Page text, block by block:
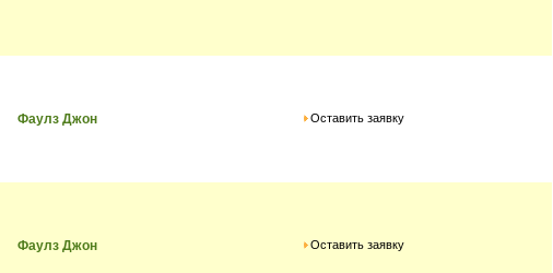
Фаулз Джон Оставить заявку
Фаулз Джон Оставить заявку